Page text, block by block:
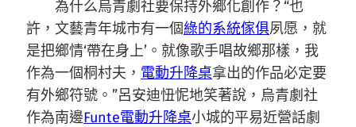
為什么烏青劇社要保持外鄉化創作？“也
許，文藝青年城市有一個綠的系統傢俱夙愿，就
是把鄉情‘帶在身上’。就像歌手唱故鄉那樣，我
作為一個桐村夫， 電動升降桌拿出的作品必定要
有外鄉符號。”呂安迪忸怩地笑著說，烏青劇社
作為南邊Funte電動升降桌小城的平易近營話劇